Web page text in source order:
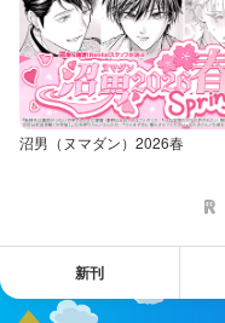
沼男（ヌマダン）2026春
新刊